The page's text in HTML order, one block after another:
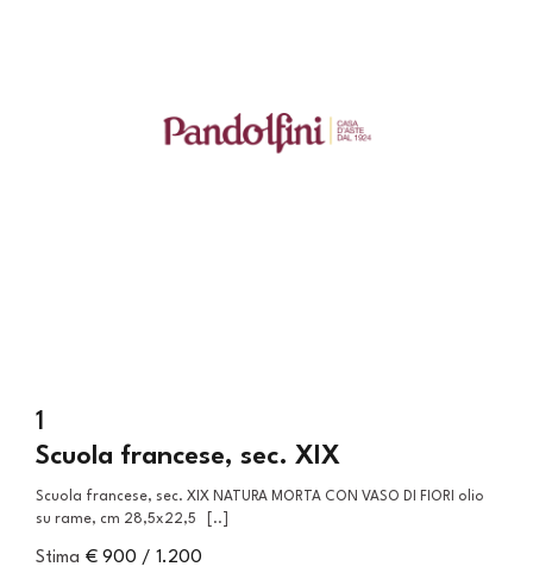
1
Scuola francese, sec. XIX
Scuola francese, sec. XIX NATURA MORTA CON VASO DI FIORI olio
su rame, cm 28,5x22,5 [..]
Stima € 900 / 1.200